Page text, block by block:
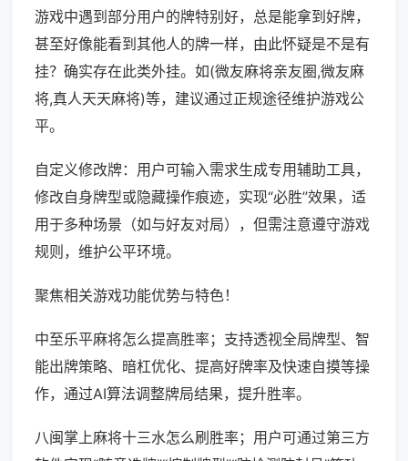
游戏中遇到部分用户的牌特别好，总是能拿到好牌，
甚至好像能看到其他人的牌一样，由此怀疑是不是有
挂？确实存在此类外挂。如(微友麻将亲友圈,微友麻
将,真人天天麻将)等，建议通过正规途径维护游戏公
平。
自定义修改牌：用户可输入需求生成专用辅助工具，
修改自身牌型或隐藏操作痕迹，实现“必胜”效果，适
用于多种场景（如与好友对局），但需注意遵守游戏
规则，维护公平环境。
聚焦相关游戏功能优势与特色！
中至乐平麻将怎么提高胜率；支持透视全局牌型、智
能出牌策略、暗杠优化、提高好牌率及快速自摸等操
作，通过AI算法调整牌局结果，提升胜率。
八闽掌上麻将十三水怎么刷胜率；用户可通过第三方